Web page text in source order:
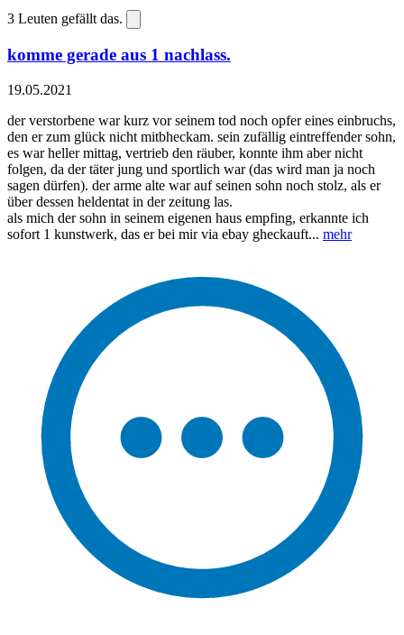
3 Leuten gefällt das.
komme gerade aus 1 nachlass.
19.05.2021
der verstorbene war kurz vor seinem tod noch opfer eines einbruchs,
den er zum glück nicht mitbheckam. sein zufällig eintreffender sohn,
es war heller mittag, vertrieb den räuber, konnte ihm aber nicht
folgen, da der täter jung und sportlich war (das wird man ja noch
sagen dürfen). der arme alte war auf seinen sohn noch stolz, als er
über dessen heldentat in der zeitung las.
als mich der sohn in seinem eigenen haus empfing, erkannte ich
sofort 1 kunstwerk, das er bei mir via ebay gheckauft... mehr